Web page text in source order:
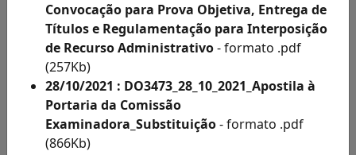
Informação
Solicitações
de
Condições
Especiais
e
Inscritos
Convocação para Prova Objetiva, Entrega de
Títulos e Regulamentação para Interposição
de Recurso Administrativo- formato .pdf
(257Kb)
28/10/2021 : DO3473_28_10_2021_Apostila à
Portaria da Comissão
Examinadora_Substituição- formato .pdf
(866Kb)